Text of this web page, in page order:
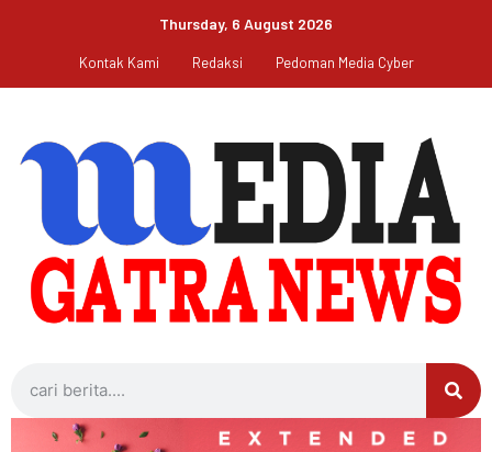
Thursday, 6 August 2026
Kontak Kami Redaksi Pedoman Media Cyber